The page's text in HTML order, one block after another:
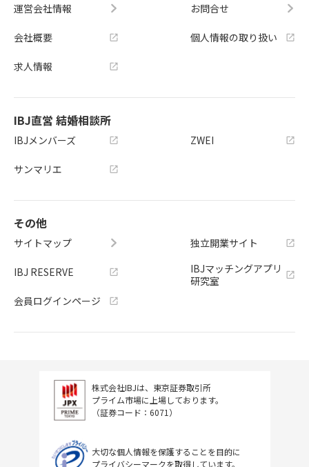
運営会社情報
会社概要
求人情報
お問合せ
個人情報の取り扱い
IBJ直営 結婚相談所
IBJメンバーズ
サンマリエ
ZWEI
その他
サイトマップ
IBJ RESERVE
会員ログインページ
独立開業サイト
IBJマッチングアプリ
研究室
株式会社IBJは、東京証券取引所
プライム市場に上場しております。
（証券コード：6071）
大切な個人情報を保護することを目的に
プライバシーマークを取得しています。